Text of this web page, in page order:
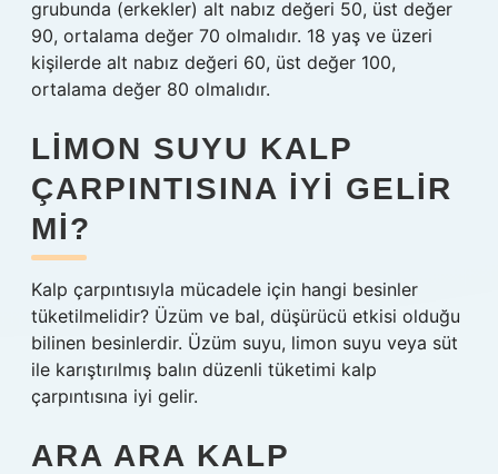
grubunda (erkekler) alt nabız değeri 50, üst değer
90, ortalama değer 70 olmalıdır. 18 yaş ve üzeri
kişilerde alt nabız değeri 60, üst değer 100,
ortalama değer 80 olmalıdır.
LIMON SUYU KALP
ÇARPINTISINA IYI GELIR
MI?
Kalp çarpıntısıyla mücadele için hangi besinler
tüketilmelidir? Üzüm ve bal, düşürücü etkisi olduğu
bilinen besinlerdir. Üzüm suyu, limon suyu veya süt
ile karıştırılmış balın düzenli tüketimi kalp
çarpıntısına iyi gelir.
ARA ARA KALP